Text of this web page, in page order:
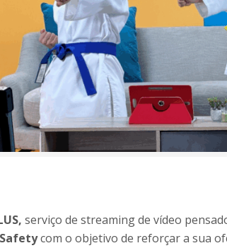
serviço de streaming de vídeo
com o objetivo de reforçar a sua